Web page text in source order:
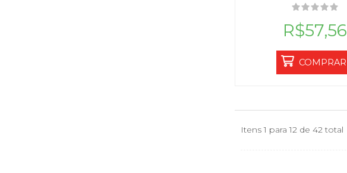
R$57,56
COMPRAR
Itens 1 para 12 de 42 total